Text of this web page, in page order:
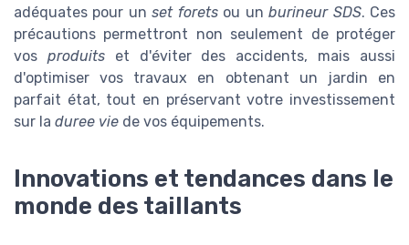
adéquates pour unset foretsou unburineur SDS. Ces
précautions permettront non seulement de protéger
vos produitset d'éviter des accidents, mais aussi
d'optimiser vos travaux en obtenant un jardin en
parfait état, tout en préservant votre investissement
sur la duree vie de vos équipements.
Innovations et tendances dans le
monde des taillants